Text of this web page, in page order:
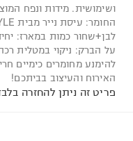
לבן+שחור כמות במארז:
על הברק: ניקוי במטלית
להימנע מחומרים כימיים
האירוח והעיצוב בביתכם!
פריט זה ניתן להחזרה